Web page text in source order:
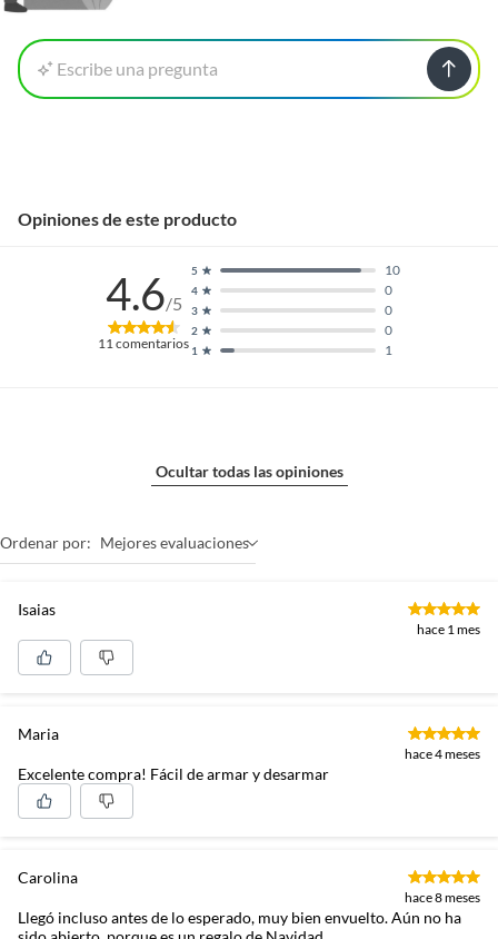
Escribe una pregunta
Opiniones de este producto
4.6/5
11comentarios 1 1
2 0
3 0
4 0
5 10
Ocultar todas las opiniones
Ordenar por: Mejores evaluaciones
Isaias
hace 1 mes
Maria
hace 4 meses
Excelente compra! Fácil de armar y desarmar
Carolina
hace 8 meses
Llegó incluso antes de lo esperado, muy bien envuelto. Aún no ha